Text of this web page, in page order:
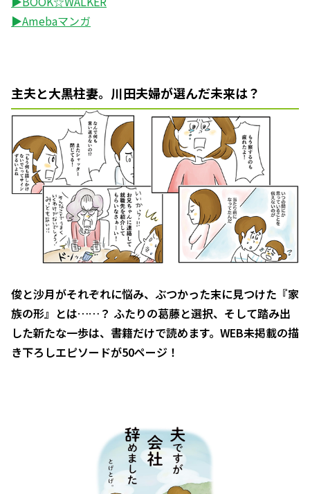
▶Amebaマンガ
主夫と大黒柱妻。川田夫婦が選んだ未来は？
俊と沙月がそれぞれに悩み、ぶつかった末に見つけた『家
族の形』とは……？ ふたりの葛藤と選択、そして踏み出
した新たな一歩は、書籍だけで読めます。WEB未掲載の描
き下ろしエピソードが50ページ！